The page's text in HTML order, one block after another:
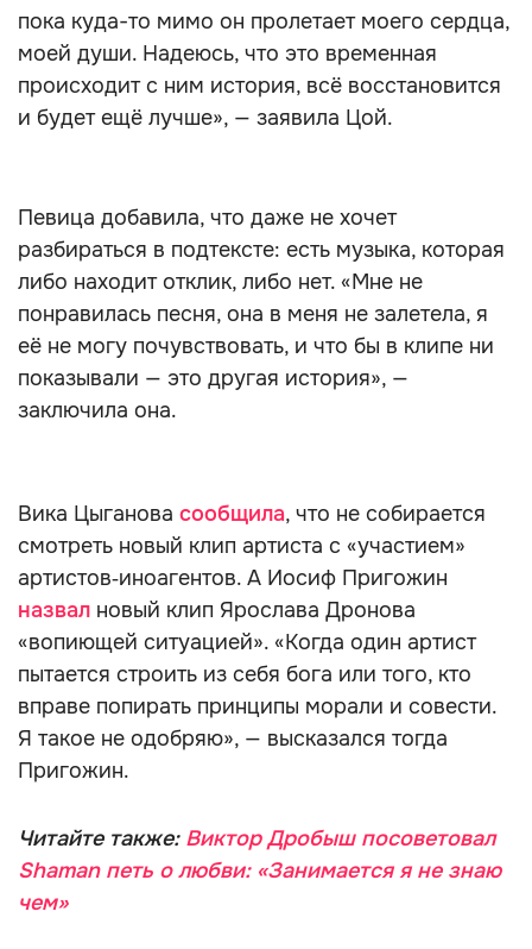
пока куда-то мимо он пролетает моего сердца,
моей души. Надеюсь, что это временная
происходит с ним история, всё восстановится
и будет ещё лучше», — заявила Цой.
Певица добавила, что даже не хочет
разбираться в подтексте: есть музыка, которая
либо находит отклик, либо нет. «Мне не
понравилась песня, она в меня не залетела, я
её не могу почувствовать, и что бы в клипе ни
показывали — это другая история», —
заключила она.
Вика Цыганова сообщила, что не собирается
смотреть новый клип артиста с «участием»
артистов‑иноагентов. А Иосиф Пригожин
назвал новый клип Ярослава Дронова
«вопиющей ситуацией». «Когда один артист
пытается строить из себя бога или того, кто
вправе попирать принципы морали и совести.
Я такое не одобряю», — высказался тогда
Пригожин.
Читайте также: Виктор Дробыш посоветовал
Shaman петь о любви: «Занимается я не знаю
чем»